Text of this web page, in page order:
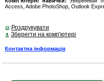
Access, Adobe PhotoShop, Outlook
Роздрукувати
Зберегти на комп'ютері
Контактна інформація